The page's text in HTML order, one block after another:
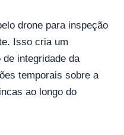
drone para inspeção
Isso cria um
integridade da
temporais sobre a
ao longo do